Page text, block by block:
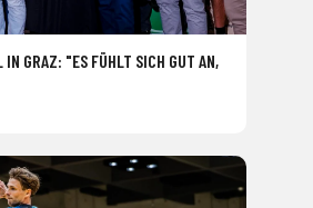
GRAZ: "ES FÜHLT SICH GUT AN,